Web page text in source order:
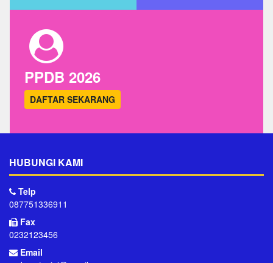
PPDB 2026
DAFTAR SEKARANG
HUBUNGI KAMI
Telp
087751336911
Fax
0232123456
Email